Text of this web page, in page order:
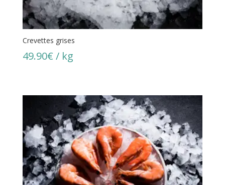
Crevettes grises
49.90€ / kg